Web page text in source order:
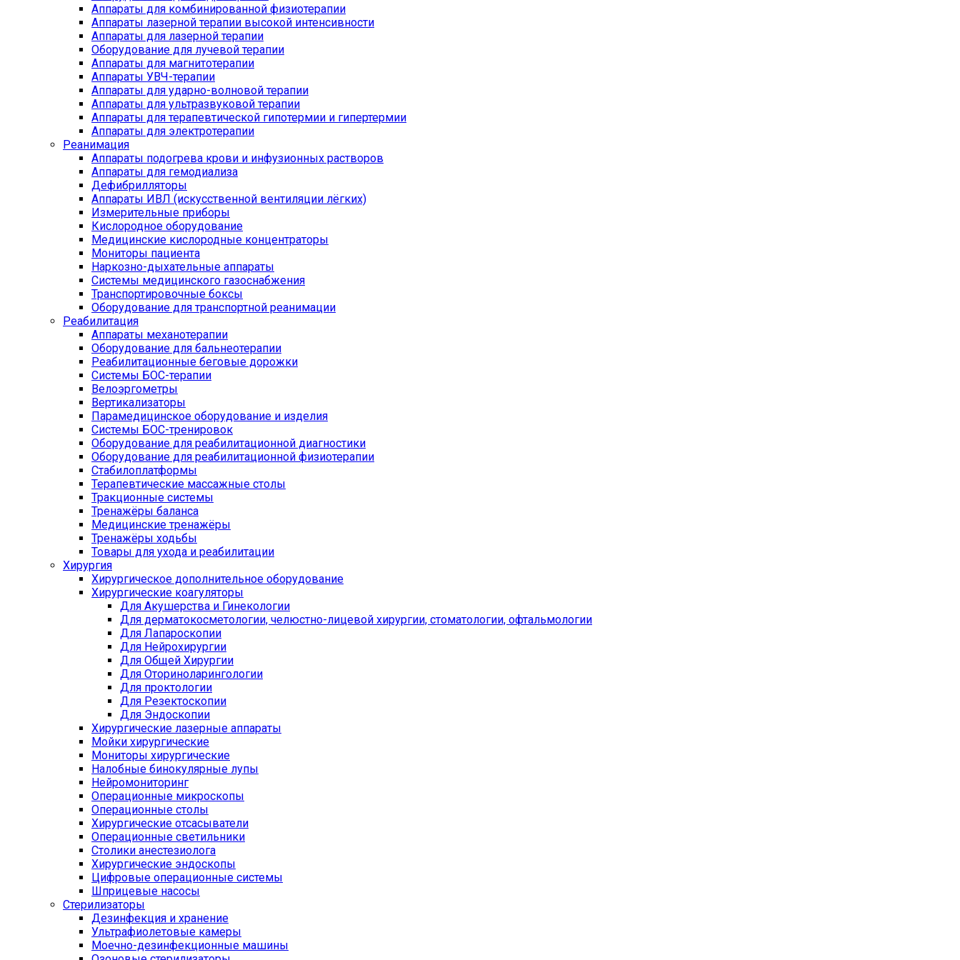
Аппараты для комбинированной физиотерапии
Аппараты лазерной терапии высокой интенсивности
Аппараты для лазерной терапии
Оборудование для лучевой терапии
Аппараты для магнитотерапии
Аппараты УВЧ-терапии
Аппараты для ударно-волновой терапии
Аппараты для ультразвуковой терапии
Аппараты для терапевтической гипотермии и гипертермии
Аппараты для электротерапии
Реанимация
Аппараты подогрева крови и инфузионных растворов
Аппараты для гемодиализа
Дефибрилляторы
Аппараты ИВЛ (искусственной вентиляции лёгких)
Измерительные приборы
Кислородное оборудование
Медицинские кислородные концентраторы
Мониторы пациента
Наркозно-дыхательные аппараты
Системы медицинского газоснабжения
Транспортировочные боксы
Оборудование для транспортной реанимации
Реабилитация
Аппараты механотерапии
Оборудование для бальнеотерапии
Реабилитационные беговые дорожки
Системы БОС-терапии
Велоэргометры
Вертикализаторы
Парамедицинское оборудование и изделия
Системы БОС-тренировок
Оборудование для реабилитационной диагностики
Оборудование для реабилитационной физиотерапии
Стабилоплатформы
Терапевтические массажные столы
Тракционные системы
Тренажёры баланса
Медицинские тренажёры
Тренажёры ходьбы
Товары для ухода и реабилитации
Хирургия
Хирургическое дополнительное оборудование
Хирургические коагуляторы
Для Акушерства и Гинекологии
Для дерматокосметологии, челюстно-лицевой хирургии, стоматологии, офтальмологии
Для Лапароскопии
Для Нейрохирургии
Для Общей Хирургии
Для Оториноларингологии
Для проктологии
Для Резектоскопии
Для Эндоскопии
Хирургические лазерные аппараты
Мойки хирургические
Мониторы хирургические
Налобные бинокулярные лупы
Нейромониторинг
Операционные микроскопы
Операционные столы
Хирургические отсасыватели
Операционные светильники
Столики анестезиолога
Хирургические эндоскопы
Цифровые операционные системы
Шприцевые насосы
Стерилизаторы
Дезинфекция и хранение
Ультрафиолетовые камеры
Моечно-дезинфекционные машины